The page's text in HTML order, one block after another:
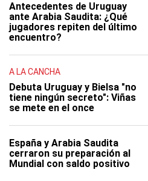
Antecedentes de Uruguay
ante Arabia Saudita: ¿Qué
jugadores repiten del último
encuentro?
A LA CANCHA
Debuta Uruguay y Bielsa "no
tiene ningún secreto": Viñas
se mete en el once
España y Arabia Saudita
cerraron su preparación al
Mundial con saldo positivo